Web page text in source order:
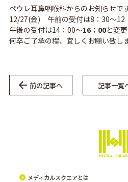
ペウレ耳鼻咽喉科からのお知らせです
12/27(金) 午前の受付は8：30～12
午後の受付は14：00～16：00と変
何卒ご了承の程、宜しくお願い致しま
前の記事へ 記事一覧
メディカルスクエアとは